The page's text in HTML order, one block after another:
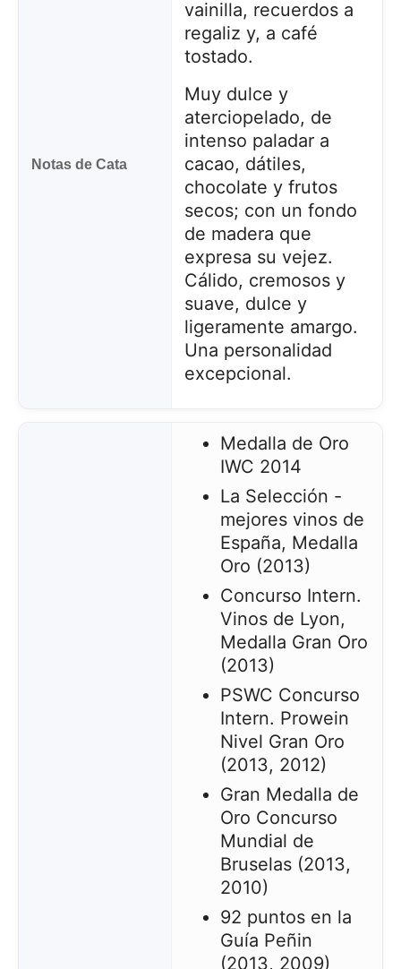
Notas de Cata
vainilla, recuerdos a
regaliz y, a café
tostado.
Muy dulce y
aterciopelado, de
intenso paladar a
cacao, dátiles,
chocolate y frutos
secos; con un fondo
de madera que
expresa su vejez.
Cálido, cremosos y
suave, dulce y
ligeramente amargo.
Una personalidad
excepcional.
Medalla de Oro
IWC 2014
La Selección -
mejores vinos de
España, Medalla
Oro (2013)
Concurso Intern.
Vinos de Lyon,
Medalla Gran Oro
(2013)
PSWC Concurso
Intern. Prowein
Nivel Gran Oro
(2013, 2012)
Gran Medalla de
Oro Concurso
Mundial de
Bruselas (2013,
2010)
92 puntos en la
Guía Peñin
(2013, 2009)